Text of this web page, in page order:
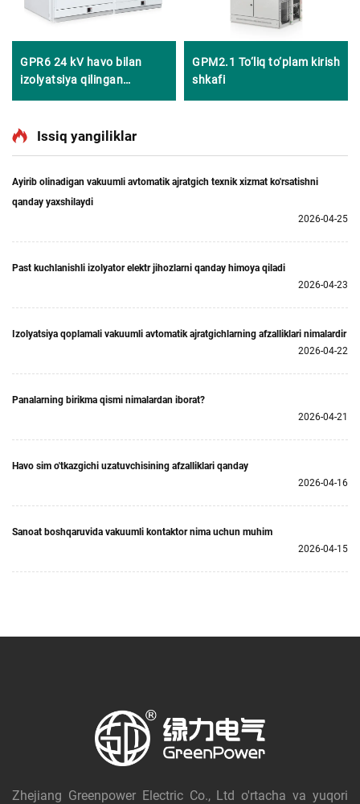
GPR6 24 kV havo bilan
izolyatsiya qilingan
GPM2.1 To‘liq to‘plam kirish
shkafi
Issiq yangiliklar
Ayirib olinadigan vakuumli avtomatik ajratgich texnik xizmat ko'rsatishni
qanday yaxshilaydi
2026-04-25
Past kuchlanishli izolyator elektr jihozlarni qanday himoya qiladi
2026-04-23
Izolyatsiya qoplamali vakuumli avtomatik ajratgichlarning afzalliklari nimalardir
2026-04-22
Panalarning birikma qismi nimalardan iborat?
2026-04-21
Havo sim o'tkazgichi uzatuvchisining afzalliklari qanday
2026-04-16
Sanoat boshqaruvida vakuumli kontaktor nima uchun muhim
2026-04-15
Zhejiang Greenpower Electric Co., Ltd o'rtacha va yuqori